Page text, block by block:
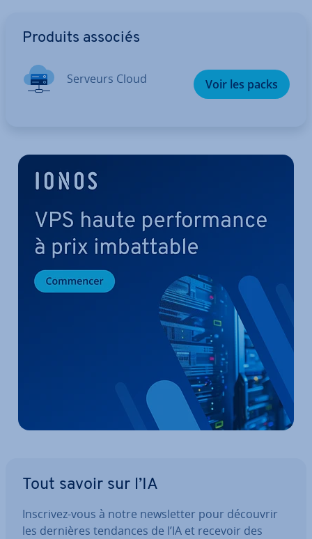
Produits associés
Serveurs Cloud Voir les packs
Tout savoir sur l’IA
Inscrivez-vous à notre news­let­ter pour découvrir
les dernières tendances de l’IA et recevoir des